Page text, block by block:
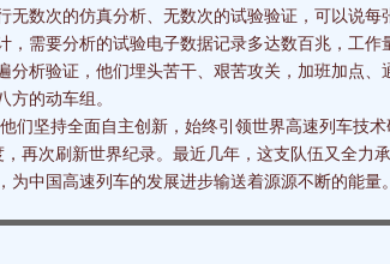
无数次的仿真分析、无数次的试验验证，可以说
，需要分析的试验电子数据记录多达数百兆，工
分析验证，他们埋头苦干、艰苦攻关，加班加点
方的动车组。
坚持全面自主创新，始终引领世界高速列车技术
再次刷新世界纪录。最近几年，这支队伍又全力
中国高速列车的发展进步输送着源源不断的能量。